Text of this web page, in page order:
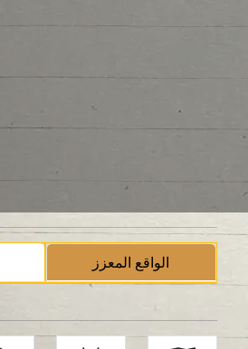
الواقع المعزز